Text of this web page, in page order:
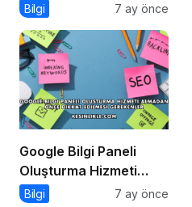
Bilgi 7 ay önce
Google Bilgi Paneli
Oluşturma Hizmeti
Almadan Önce Dikkat
Bilgi 7 ay önce